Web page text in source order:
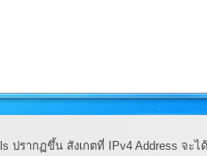
ปรากฏขึ้น สังเกตที่ IPv4 Address จ